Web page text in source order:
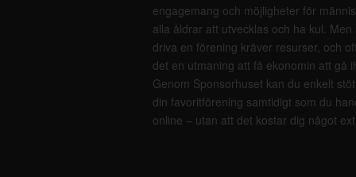
engagemang och möjligheter för
alla åldrar att utvecklas och ha kul. Men
driva en förening kräver resurser, och
det en utmaning att få ekonomin att gå
Genom Sponsorhuset kan du enkelt
din favoritförening samtidigt som du
online – utan att det kostar dig något